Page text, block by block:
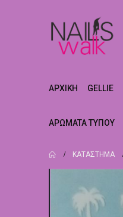
ΑΡΧΙΚΉ GELLIE
ΑΡΏΜΑΤΑ ΤΎΠΟΥ
ΚΑΤΆΣΤΗΜΑ